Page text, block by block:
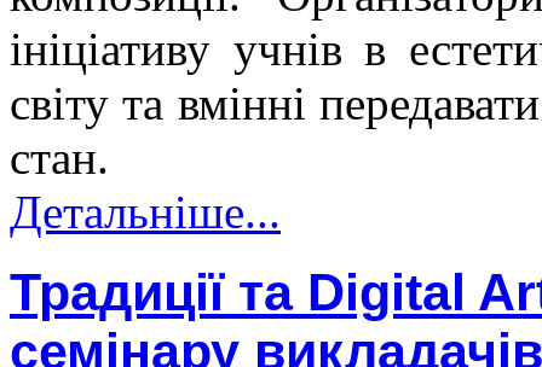
ініціативу учнів в
світу та вмінні
стан.
Детальніше...
Традиції та Digital
семінару